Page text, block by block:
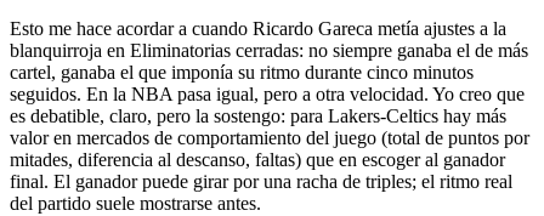
Esto me hace acordar a cuando Ricardo Gareca metía ajustes a la
blanquirroja en Eliminatorias cerradas: no siempre ganaba el de más
cartel, ganaba el que imponía su ritmo durante cinco minutos
seguidos. En la NBA pasa igual, pero a otra velocidad. Yo creo que
es debatible, claro, pero la sostengo: para Lakers-Celtics hay más
valor en mercados de comportamiento del juego (total de puntos por
mitades, diferencia al descanso, faltas) que en escoger al ganador
final. El ganador puede girar por una racha de triples; el ritmo real
del partido suele mostrarse antes.